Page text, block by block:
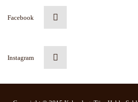
Facebook
Instagram